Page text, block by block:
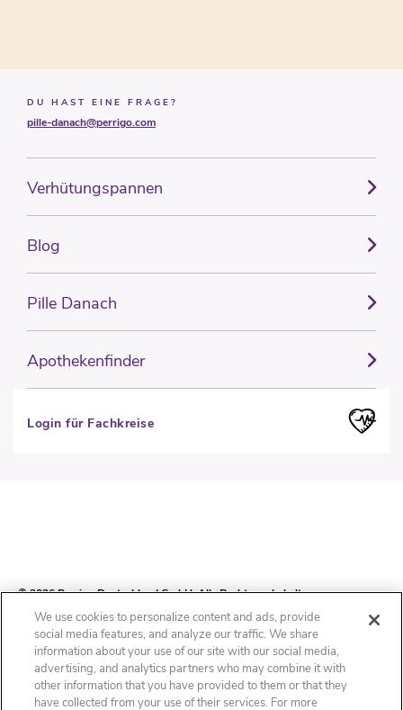
DU HAST EINE FRAGE?
pille-danach@perrigo.com
Verhütungspannen
Blog
Pille Danach
Apothekenfinder
Login für Fachkreise
© 2026 Perrigo Deutschland GmbH. Alle Rechte vorbehalten.
ImpressumDatenschutzhinweisCookie-ErklärungCookie-Liste
We use cookies to personalize content and ads, provide
social media features, and analyze our traffic. We share
information about your use of our site with our social media,
advertising, and analytics partners who may combine it with
other information that you have provided to them or that they
have collected from your use of their services. For more